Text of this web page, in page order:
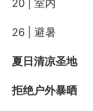
20 | 室内
26 | 避暑
夏日清凉圣地
拒绝户外暴晒